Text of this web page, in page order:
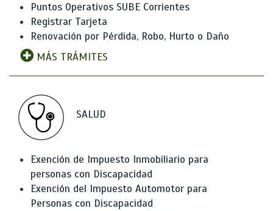
Puntos Operativos SUBE Corrientes
Registrar Tarjeta
Renovación por Pérdida, Robo, Hurto o Daño
MÁS TRÁMITES
SALUD
Exención de Impuesto Inmobiliario para
personas con Discapacidad
Exención del Impuesto Automotor para
Personas con Discapacidad